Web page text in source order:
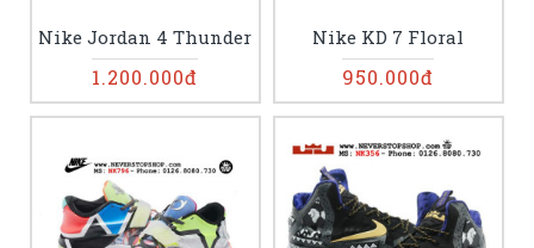
Nike Jordan 4 Thunder
1.200.000đ
Nike KD 7 Floral
950.000đ